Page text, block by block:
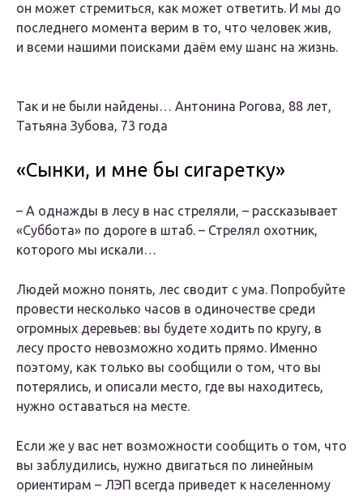
он может стремиться, как может ответить. И мы до
последнего момента верим в то, что человек жив,
и всеми нашими поисками даём ему шанс на жизнь.
Так и не были найдены… Антонина Рогова, 88 лет,
Татьяна Зубова, 73 года
«Сынки, и мне бы сигаретку»
– А однажды в лесу в нас стреляли, – рассказывает
«Суббота» по дороге в штаб. – Стрелял охотник,
которого мы искали…
Людей можно понять, лес сводит с ума. Попробуйте
провести несколько часов в одиночестве среди
огромных деревьев: вы будете ходить по кругу, в
лесу просто невозможно ходить прямо. Именно
поэтому, как только вы сообщили о том, что вы
потерялись, и описали место, где вы находитесь,
нужно оставаться на месте.
Если же у вас нет возможности сообщить о том, что
вы заблудились, нужно двигаться по линейным
ориентирам – ЛЭП всегда приведет к населенному